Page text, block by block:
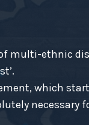
multi-ethnic
which
necessary